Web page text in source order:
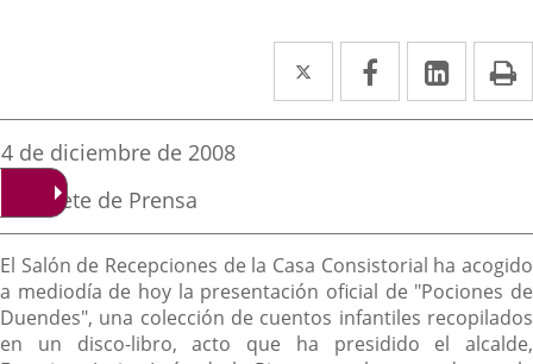
Twitter
Enlace
a
externa.
Facebook
Enlace
a
externa.
Enlace
a
Fecha
de
noticia
4 de diciembre de 2008
Fuente
de
la
noticia
Gabinete de Prensa
Descripción
El Salón de Recepciones de la Casa Consistorial ha acogido
a mediodía de hoy la presentación oficial de "Pociones de
Duendes", una colección de cuentos infantiles recopilados
en un disco-libro, acto que ha presidido el alcalde,